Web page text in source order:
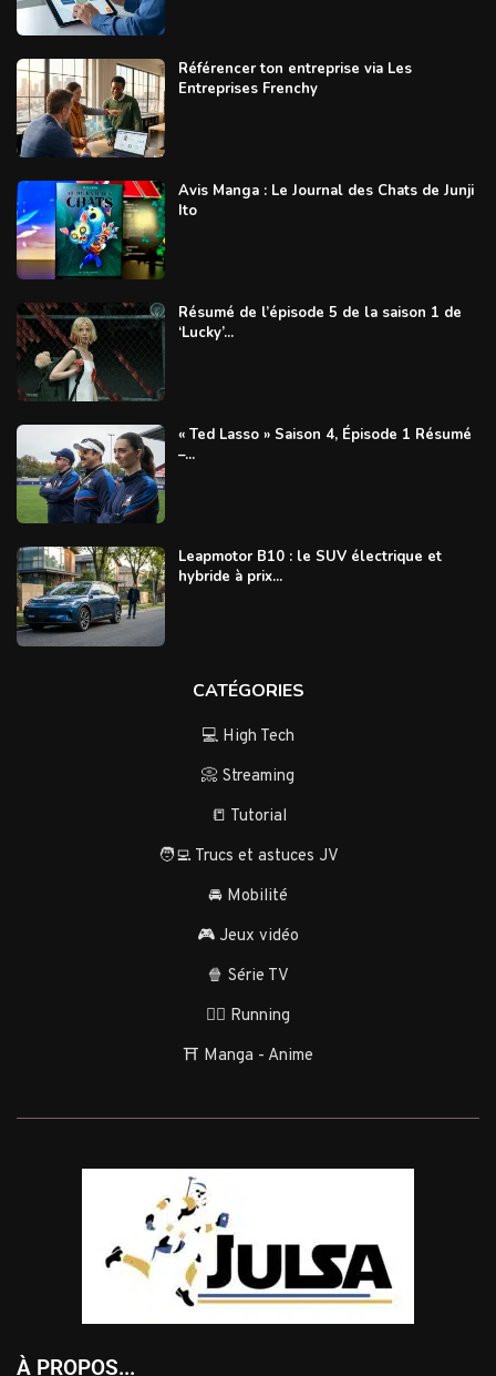
Référencer ton entreprise via Les
Entreprises Frenchy
Avis Manga : Le Journal des Chats de Junji
Ito
Résumé de l’épisode 5 de la saison 1 de
‘Lucky’...
« Ted Lasso » Saison 4, Épisode 1 Résumé
–...
Leapmotor B10 : le SUV électrique et
hybride à prix...
CATÉGORIES
💻 High Tech
📀 Streaming
📒 Tutorial
🧑‍💻 Trucs et astuces JV
🚘 Mobilité
🎮 Jeux vidéo
🍿 Série TV
🏃‍♂️ Running
⛩️ Manga - Anime
À PROPOS...